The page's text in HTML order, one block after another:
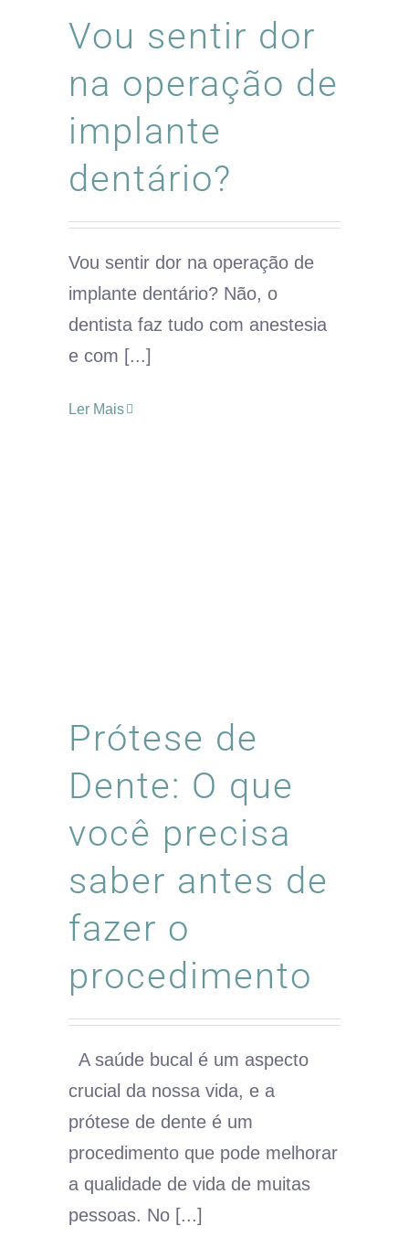
Vou sentir dor
na operação de
implante
dentário?
Vou sentir dor na operação de
implante dentário? Não, o
dentista faz tudo com anestesia
e com [...]
Ler Mais
Prótese de
Dente: O que
você precisa
saber antes de
fazer o
procedimento
A saúde bucal é um aspecto
crucial da nossa vida, e a
prótese de dente é um
procedimento que pode melhorar
a qualidade de vida de muitas
pessoas. No [...]